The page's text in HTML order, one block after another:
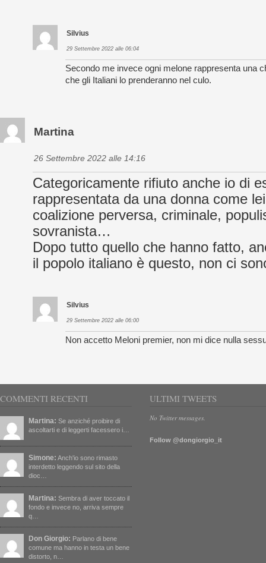
Silvius
29 Settembre 2022 alle 06:04
Secondo me invece ogni melone rappresenta una
che gli Italiani lo prenderanno nel culo.
Martina
26 Settembre 2022 alle 14:16
Categoricamente rifiuto anche io di
rappresentata da una donna come
coalizione perversa, criminale,
sovranista…
Dopo tutto quello che hanno fatto,
il popolo italiano è questo, non ci
Silvius
29 Settembre 2022 alle 06:00
Non accetto Meloni premier, non mi dice nulla
COMMENTI RECENTI
Martina: Se anziché proibire di
ascoltarti e di leggerti facessero i…
Simone: Anch'io sono rimasto
interdetto leggendo sul sito della
dioc…
Martina: Sembra di aver toccato il
fondo e invece no, arriva sempre
q…
Don Giorgio: Parlano di bene
comune ma hanno in testa un bene
distorto, n…
ULTIMI TWEETS
No Twitter messages.
Follow @dongiorgio_it